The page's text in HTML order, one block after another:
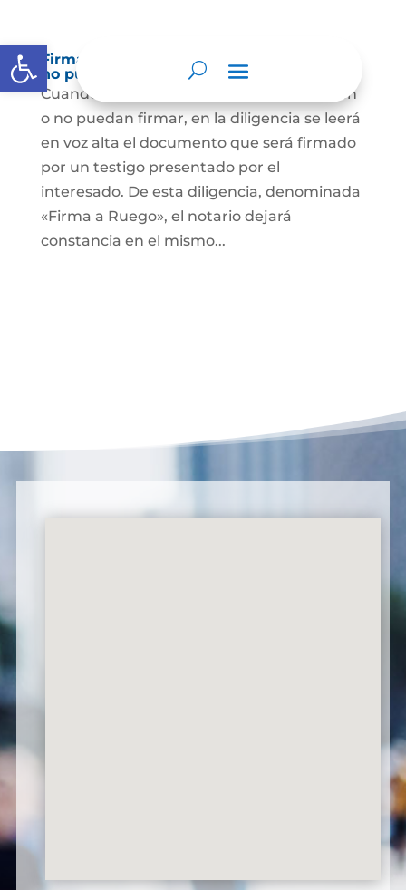
Abrir barra de herramientas
Firma a Ruego – Personas que no saben o
no puede firmar
Cuando se trate de personas que no sepan
o no puedan firmar, en la diligencia se leerá
en voz alta el documento que será firmado
por un testigo presentado por el
interesado. De esta diligencia, denominada
«Firma a Ruego», el notario dejará
constancia en el mismo...